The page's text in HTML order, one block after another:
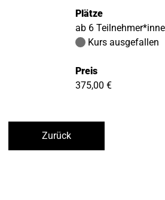
Plätze
ab 6
Kurs ausgefallen
Preis
375,00 €
Zurück